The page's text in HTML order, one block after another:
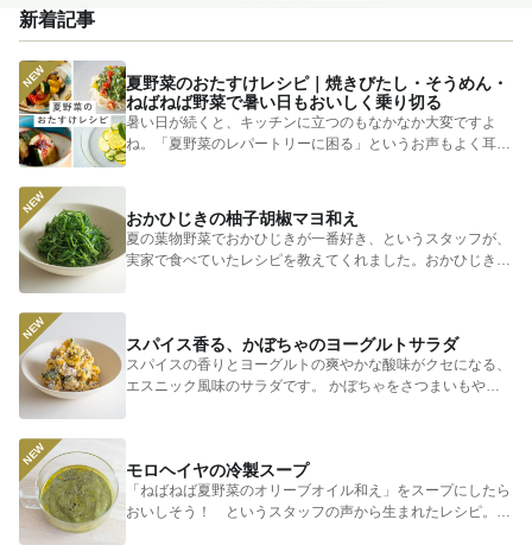
新着記事
夏野菜のおたすけレシピ｜焼きびたし・そうめん・
ねばねば野菜で暑い日もおいしく乗り切る
暑い日が続くと、キッチンに立つのもなかなか大変ですよ
ね。「夏野菜のレパートリーに困る」というお声もよく耳に
します。 そ...
おかひじきの柚子胡椒マヨ和え
夏の葉物野菜でおかひじきが一番好き、というスタッフが、
実家で食べていたレシピを教えてくれました。おかひじきの
スパイス香る、かぼちゃのヨーグルトサラダ
スパイスの香りとヨーグルトの爽やかな酸味がクセになる、
エスニック風味のサラダです。 かぼちゃをさつまいもやじ
モロヘイヤの冷製スープ
「ねばねば夏野菜のオリーブオイル和え」をスープにしたら
おいしそう！ というスタッフの声から生まれたレシピ。つ